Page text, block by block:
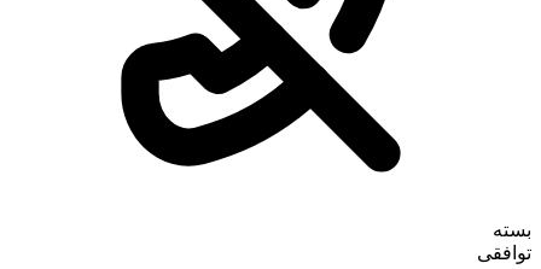
بسته
توافقی